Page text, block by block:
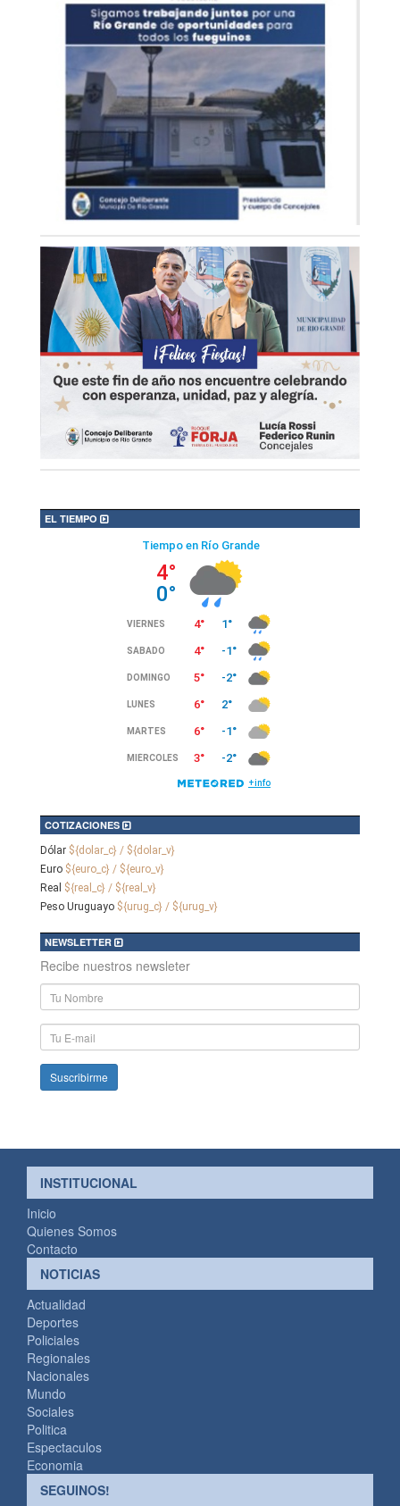
EL TIEMPO
COTIZACIONES
Dólar ${dolar_c} / ${dolar_v}
Euro ${euro_c} / ${euro_v}
Real ${real_c} / ${real_v}
Peso Uruguayo ${urug_c} / ${urug_v}
NEWSLETTER
Recibe nuestros newsleter
Nombre
y
Apellido
E-
mail
INSTITUCIONAL
Inicio
Quienes Somos
Contacto
NOTICIAS
Actualidad
Deportes
Policiales
Regionales
Nacionales
Mundo
Sociales
Politica
Espectaculos
Economia
SEGUINOS!